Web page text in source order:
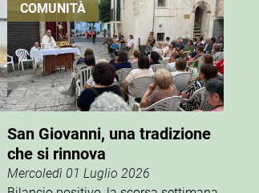
COMUNITÀ
San Giovanni, una tradizione
che si rinnova
Mercoledì 01 Luglio 2026